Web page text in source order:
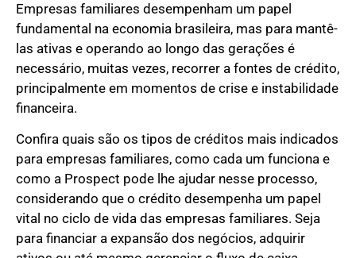
Empresas familiares desempenham um papel
fundamental na economia brasileira, mas para mantê-
las ativas e operando ao longo das gerações é
necessário, muitas vezes, recorrer a fontes de crédito,
principalmente em momentos de crise e instabilidade
financeira.
Confira quais são os tipos de créditos mais indicados
para empresas familiares, como cada um funciona e
como a Prospect pode lhe ajudar nesse processo,
considerando que o crédito desempenha um papel
vital no ciclo de vida das empresas familiares. Seja
para financiar a expansão dos negócios, adquirir